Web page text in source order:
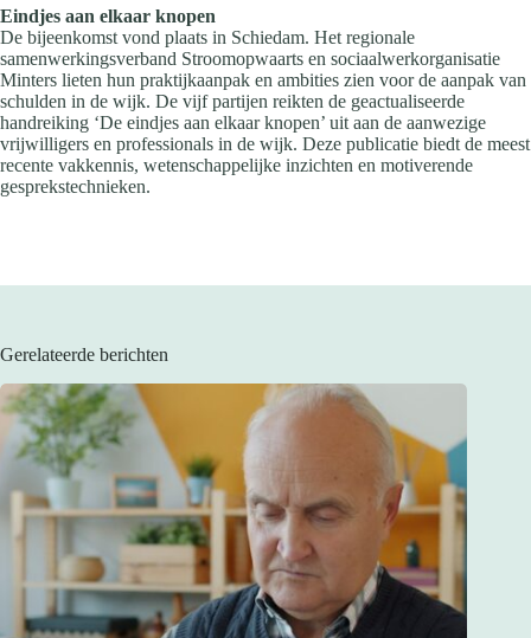
Eindjes aan elkaar knopen
De bijeenkomst vond plaats in Schiedam. Het regionale
samenwerkingsverband Stroomopwaarts en sociaalwerkorganisatie
Minters lieten hun praktijkaanpak en ambities zien voor de aanpak van
schulden in de wijk. De vijf partijen reikten de geactualiseerde
handreiking ‘De eindjes aan elkaar knopen’ uit aan de aanwezige
vrijwilligers en professionals in de wijk. Deze publicatie biedt de meest
recente vakkennis, wetenschappelijke inzichten en motiverende
gesprekstechnieken.
Gerelateerde berichten